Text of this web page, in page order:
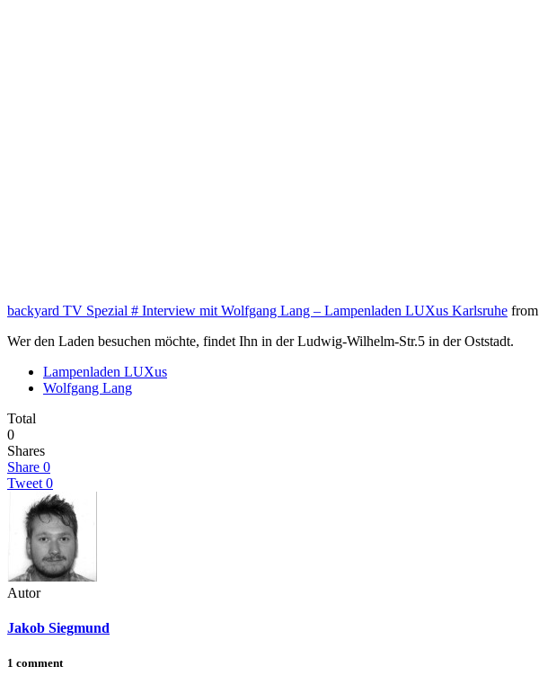
backyard TV Spezial # Interview mit Wolfgang Lang – Lampenladen LUXus Karlsruhe from
Wer den Laden besuchen möchte, findet Ihn in der Ludwig-Wilhelm-Str.5 in der Oststadt.
Lampenladen LUXus
Wolfgang Lang
Total
0
Shares
Share 0
Tweet 0
Autor
Jakob Siegmund
1 comment